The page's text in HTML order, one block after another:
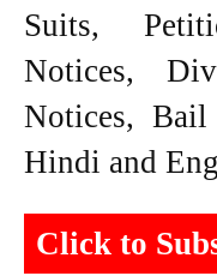
Suits,
Notices,
Notices,
Hindi and
Click to